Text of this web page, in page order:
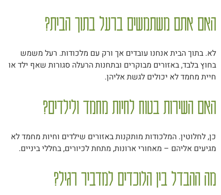
האם אתם משתמשים ברעל בתוך הבית?
לא. בתוך הבית אנחנו עובדים אך ורק עם מלכודות. רעל משמש
בחוץ בלבד, באזורים מבוקרים ובתחנות הרעלה סגורות שאף ילד או
חיית מחמד לא יכולים לגשת אליהן.
האם השירות בטוח לחיות מחמד ולילדים?
כן, לחלוטין. המלכודות מותקנות באזורים שילדים וחיות מחמד לא
מגיעים אליהם – מאחורי ארונות, מתחת לכיורים, בחללי ביניים.
מה ההבדל בין הלוכדים למדביר רגיל?